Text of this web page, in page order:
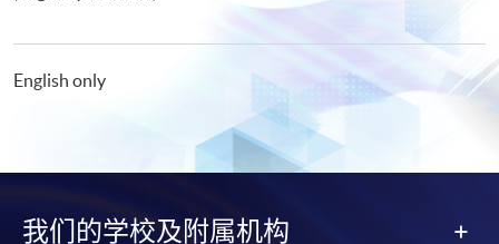
English only
我们的学校及附属机构